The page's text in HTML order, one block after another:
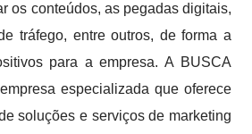
os conteúdos, as pegadas digitais,
tráfego, entre outros, de forma a
para a empresa. A BUSCA
especializada que oferece
soluções e serviços de marketing